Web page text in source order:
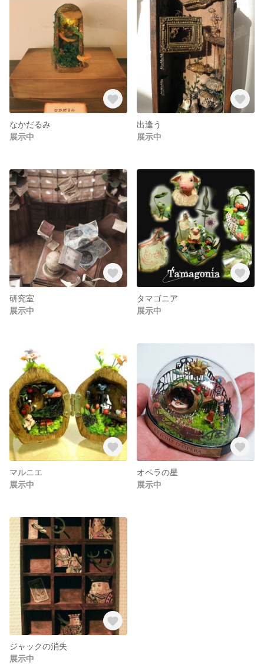
なかだるみ
展示中
出逢う
展示中
研究室
展示中
タマゴニア
展示中
マルニエ
展示中
オペラの星
展示中
ジャックの消失
展示中